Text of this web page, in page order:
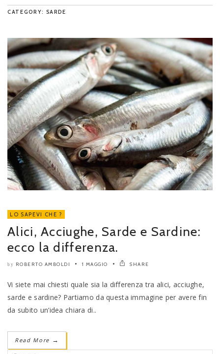
CATEGORY: SARDE
LO SAPEVI CHE ?
Alici, Acciughe, Sarde e Sardine:
ecco la differenza.
by ROBERTO AMBOLDI 1 MAGGIO SHARE
Vi siete mai chiesti quale sia la differenza tra alici, acciughe,
sarde e sardine? Partiamo da questa immagine per avere fin
da subito un’idea chiara di..
Read More →